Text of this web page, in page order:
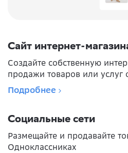
Сайт интернет-
Создайте собственную
продажи товаров или услуг
Подробнее
Социальные сети
Размещайте и продавайте
Одноклассниках